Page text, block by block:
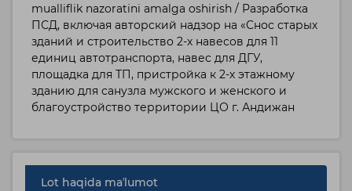
mualliflik nazoratini amalga oshirish / Разработка
ПСД, включая авторский надзор на «Снос старых
зданий и строительство 2-х навесов для 11
единиц автотранспорта, навес для ДГУ,
площадка для ТП, пристройка к 2-х этажному
зданию для санузла мужского и женского и
благоустройство территории ЦО г. Андижан
Lot haqida maʼlumot